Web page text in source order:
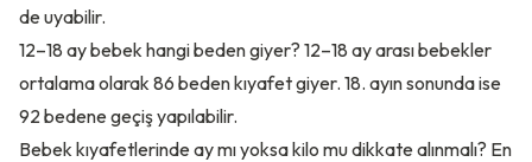
de uyabilir.
12–18 ay bebek hangi beden giyer? 12–18 ay arası bebekler
ortalama olarak 86 beden kıyafet giyer. 18. ayın sonunda ise
92 bedene geçiş yapılabilir.
Bebek kıyafetlerinde ay mı yoksa kilo mu dikkate alınmalı? En